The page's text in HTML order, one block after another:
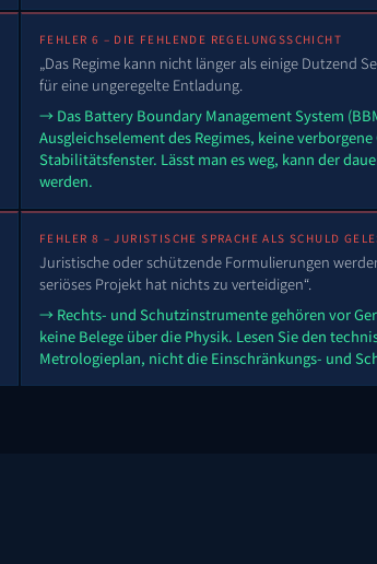
FEHLER 6 – DIE FEHLENDE REGELUNGSSCHICHT
„Das Regime kann nicht länger als einige Dutzend
für eine ungeregelte Entladung.
→ Das Battery Boundary Management System
Ausgleichselement des Regimes, keine
Stabilitätsfenster. Lässt man es weg, kann der
werden.
FEHLER 8 – JURISTISCHE SPRACHE ALS SCHULD
Juristische oder schützende Formulierungen
seriöses Projekt hat nichts zu verteidigen“.
→ Rechts- und Schutzinstrumente gehören vor
keine Belege über die Physik. Lesen Sie den
Metrologieplan, nicht die Einschränkungs- und